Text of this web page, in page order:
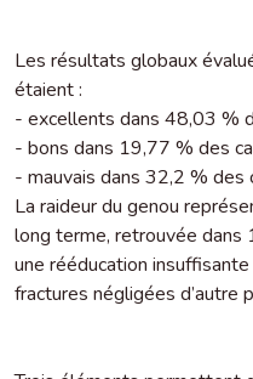
Les résultats globaux
étaient :
- excellents dans 48,03 %
- bons dans 19,77 % des
- mauvais dans 32,2 % des
La raideur du genou
long terme, retrouvée dans
une rééducation
fractures négligées d’autre